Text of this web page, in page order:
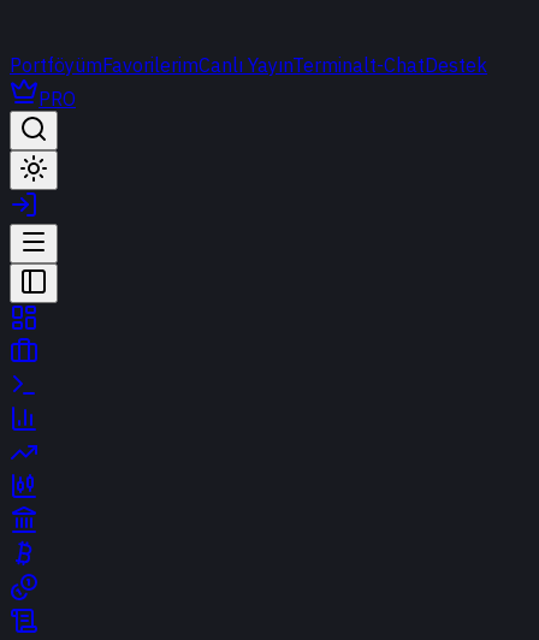
PortföyümFavorilerimCanlı YayınTerminalt-ChatDestek
PRO